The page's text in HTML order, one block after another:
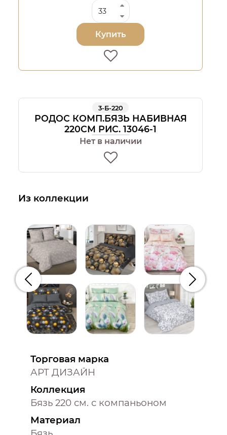
Купить
3-Б-220
РОДОС КОМП.БЯЗЬ НАБИВНАЯ
220СМ РИС. 13046-1
Нет в наличии
Из коллекции
Предыдущий
Торговая марка
АРТ ДИЗАЙН
Коллекция
Бязь 220 см. с компаньоном
Материал